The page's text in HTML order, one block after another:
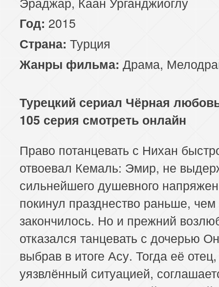
105 серия
109 серия
110 серия
113 серия
114 серия
Год: 2015
Страна: Турция
Жанры фильма: Драма,
Турецкий сериал Чёрная
105 серия смотреть онлайн
Право потанцевать с Нихан
отвоевал Кемаль: Эмир, не
сильнейшего душевного
покинул празднество раньше,
закончилось. Но и прежний
отказался танцевать с дочерью
выбрав в итоге Асу. Тогда её
уязвлённый ситуацией,